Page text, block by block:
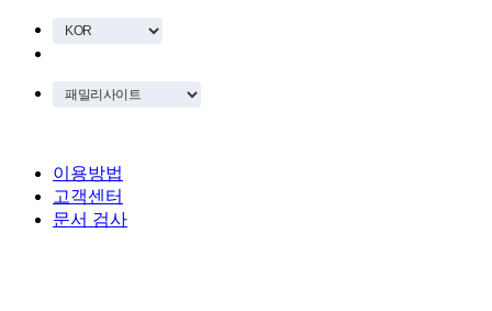
이용방법
고객센터
문서 검사